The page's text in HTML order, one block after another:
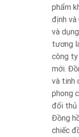
phẩm
định
và
tương
công
mới.
và tinh
phong
đối thủ
Đồng
chiếc